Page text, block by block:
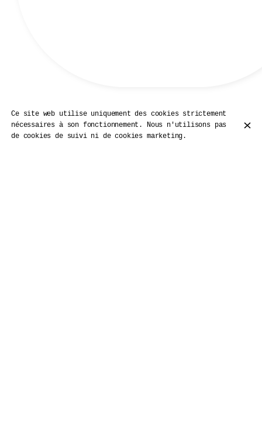
Nos Pizzas
Ce site web utilise uniquement des cookies strictement
nécessaires à son fonctionnement. Nous n'utilisons pas
de cookies de suivi ni de cookies marketing.